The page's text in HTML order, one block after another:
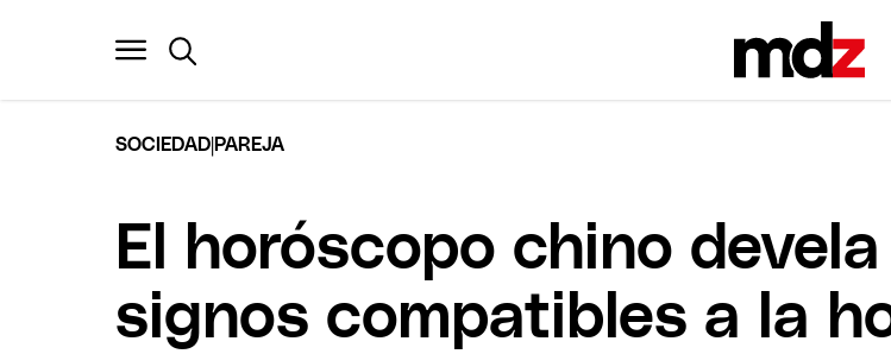
SOCIEDAD PAREJA
El horóscopo chino
signos compatibles a la